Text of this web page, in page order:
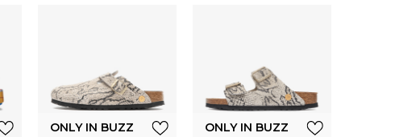
ONLY IN BUZZ ONLY IN BUZZ